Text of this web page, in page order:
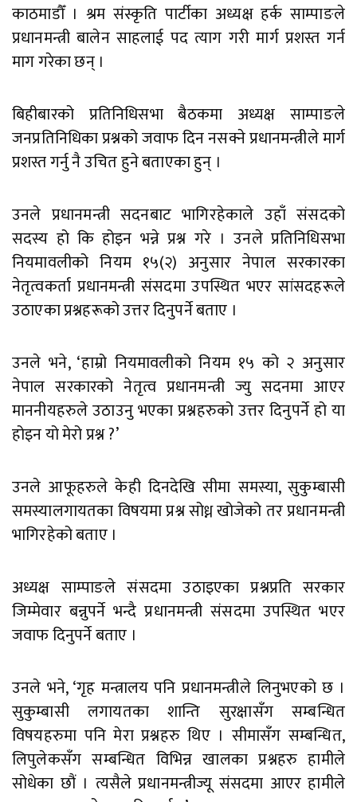
काठमाडौँ । श्रम संस्कृति पार्टीका अध्यक्ष हर्क साम्पाङले
प्रधानमन्त्री बालेन साहलाई पद त्याग गरी मार्ग प्रशस्त गर्न
माग गरेका छन् ।
बिहीबारको प्रतिनिधिसभा बैठकमा अध्यक्ष साम्पाङले
जनप्रतिनिधिका प्रश्नको जवाफ दिन नसक्ने प्रधानमन्त्रीले मार्ग
प्रशस्त गर्नु नै उचित हुने बताएका हुन् ।
उनले प्रधानमन्त्री सदनबाट भागिरहेकाले उहाँ संसदको
सदस्य हो कि होइन भन्ने प्रश्न गरे । उनले प्रतिनिधिसभा
नियमावलीको नियम १५(२) अनुसार नेपाल सरकारका
नेतृत्वकर्ता प्रधानमन्त्री संसदमा उपस्थित भएर सांसदहरूले
उठाएका प्रश्नहरूको उत्तर दिनुपर्ने बताए ।
उनले भने, ‘हाम्रो नियमावलीको नियम १५ को २ अनुसार
नेपाल सरकारको नेतृत्व प्रधानमन्त्री ज्यु सदनमा आएर
माननीयहरुले उठाउनु भएका प्रश्नहरुको उत्तर दिनुपर्ने हो या
होइन यो मेरो प्रश्न ?’
उनले आफूहरुले केही दिनदेखि सीमा समस्या, सुकुम्बासी
समस्यालगायतका विषयमा प्रश्न सोध्न खोजेको तर प्रधानमन्त्री
भागिरहेको बताए ।
अध्यक्ष साम्पाङले संसदमा उठाइएका प्रश्नप्रति सरकार
जिम्मेवार बन्नुपर्ने भन्दै प्रधानमन्त्री संसदमा उपस्थित भएर
जवाफ दिनुपर्ने बताए ।
उनले भने, ‘गृह मन्त्रालय पनि प्रधानमन्त्रीले लिनुभएको छ ।
सुकुम्बासी लगायतका शान्ति सुरक्षासँग सम्बन्धित
विषयहरुमा पनि मेरा प्रश्नहरु थिए । सीमासँग सम्बन्धित,
लिपुलेकसँग सम्बन्धित विभिन्न खालका प्रश्नहरु हामीले
सोधेका छौं । त्यसैले प्रधानमन्त्रीज्यू संसदमा आएर हामीले